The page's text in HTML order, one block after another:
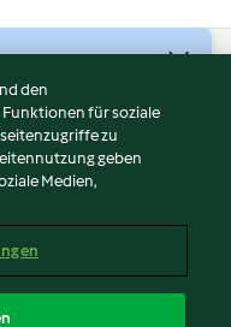
den
für soziale
zu
geben
Medien,